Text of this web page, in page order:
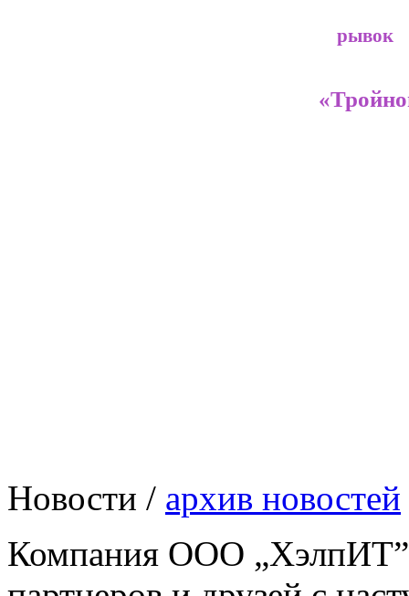
рывок
Новости / архив новостей
Компания ООО „ХэлпИТ”